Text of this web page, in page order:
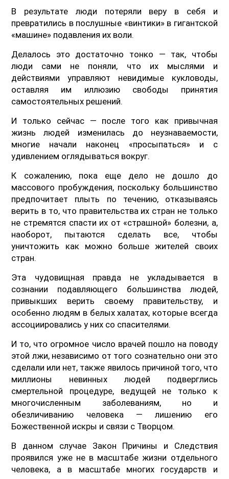
В результате люди потеряли веру в себя и
превратились в послушные «винтики» в гигантской
«машине» подавления их воли.
Делалось это достаточно тонко — так, чтобы
люди сами не поняли, что их мыслями и
действиями управляют невидимые кукловоды,
оставляя им иллюзию свободы принятия
самостоятельных решений.
И только сейчас — после того как привычная
жизнь людей изменилась до неузнаваемости,
многие начали наконец «просыпаться» и с
удивлением оглядываться вокруг.
К сожалению, пока еще дело не дошло до
массового пробуждения, поскольку большинство
предпочитает плыть по течению, отказываясь
верить в то, что правительства их стран не только
не стремятся спасти их от «страшной» болезни, а,
наоборот, пытаются сделать все, чтобы
уничтожить как можно больше жителей своих
стран.
Эта чудовищная правда не укладывается в
сознании подавляющего большинства людей,
привыкших верить своему правительству, и
особенно людям в белых халатах, которые всегда
ассоциировались у них со спасителями.
И то, что огромное число врачей пошло на поводу
этой лжи, независимо от того сознательно они это
сделали или нет, также явилось причиной того, что
миллионы невинных людей подверглись
смертельной процедуре, ведущей не только к
многочисленным заболеваниям, но и
обезличиванию человека — лишению его
Божественной искры и связи с Творцом.
В данном случае Закон Причины и Следствия
проявился уже не в масштабе жизни отдельного
человека, а в масштабе многих государств и